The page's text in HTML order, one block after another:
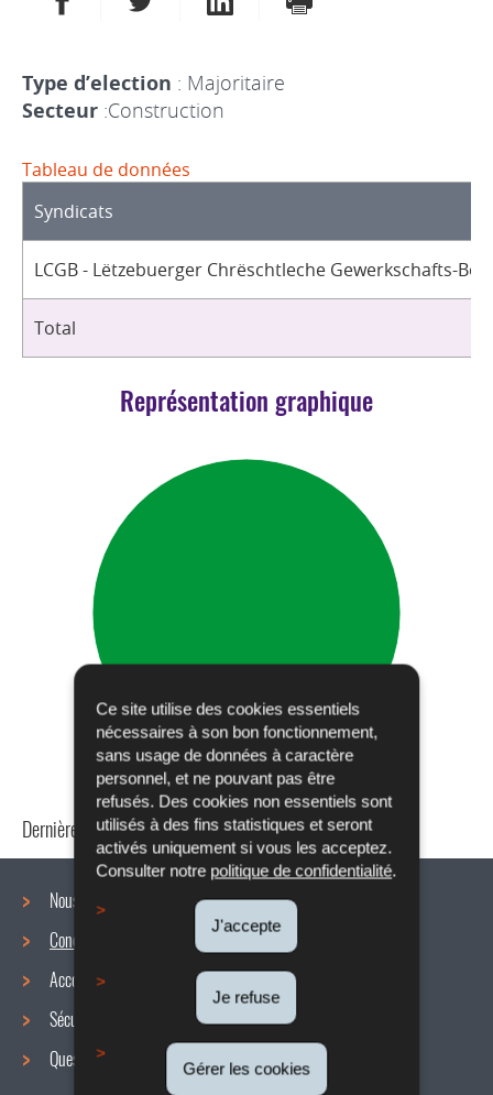
Ce site utilise des cookies essentiels
nécessaires à son bon fonctionnement,
sans usage de données à caractère
personnel, et ne pouvant pas être
refusés. Des cookies non essentiels sont
utilisés à des fins statistiques et seront
activés uniquement si vous les acceptez.
Consulter notre politique de confidentialité.
J'accepte
Je refuse
Gérer les cookies
Type d’election : Majoritaire
Secteur :Construction
Tableau de données
Syndicats
LCGB - Lëtzebuerger Chrëschtleche Gewerkschafts-
Total
Représentation graphique
Dernière mise à jour24/04/2024
Menu
de
navigation
Nous connaître
Conditions de travail
Accords collectifs
Sécurité / Santé au travail
Questions / réponses